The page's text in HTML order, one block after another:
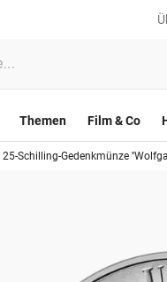
Themen Film & Co
25-Schilling-Gedenkmünze